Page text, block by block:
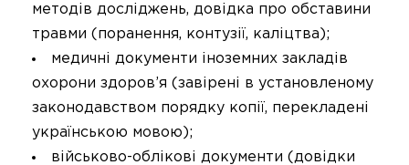
методів досліджень, довідка про обставини
травми (поранення, контузії, каліцтва);
медичні документи іноземних закладів
охорони здоров’я (завірені в установленому
законодавством порядку копії, перекладені
українською мовою);
військово-облікові документи (довідки